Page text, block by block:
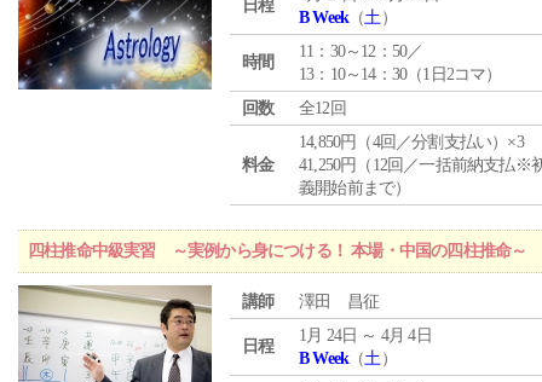
日程
B Week（土）
時間
11：30～12：50／
13：10～14：30（1日2コマ）
回数
全12回
料金
14,850円（4回／分割支払い）×3
41,250円（12回／一括前納支払※
義開始前まで）
四柱推命中級実習 ～実例から身につける！ 本場・中国の四柱推命～
講師 澤田 昌征
日程
1月 24日 ～ 4月 4日
B Week（土）